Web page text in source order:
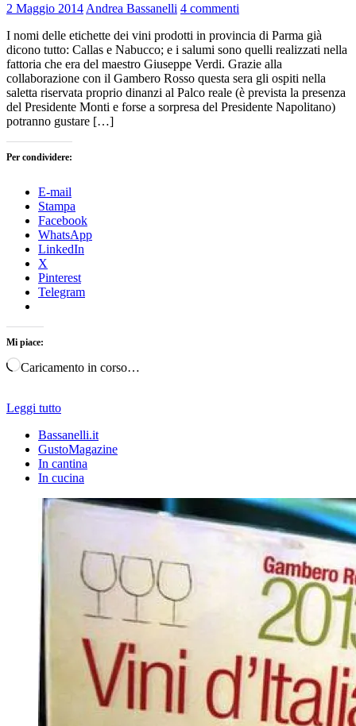
2 Maggio 2014 Andrea Bassanelli 4 commenti
I nomi delle etichette dei vini prodotti in provincia di Parma già
dicono tutto: Callas e Nabucco; e i salumi sono quelli realizzati nella
fattoria che era del maestro Giuseppe Verdi. Grazie alla
collaborazione con il Gambero Rosso questa sera gli ospiti nella
saletta riservata proprio dinanzi al Palco reale (è prevista la presenza
del Presidente Monti e forse a sorpresa del Presidente Napolitano)
potranno gustare […]
Per condividere:
E-mail
Stampa
Facebook
WhatsApp
LinkedIn
X
Pinterest
Telegram
Mi piace:
Caricamento in corso…
Leggi tutto
Bassanelli.it
GustoMagazine
In cantina
In cucina